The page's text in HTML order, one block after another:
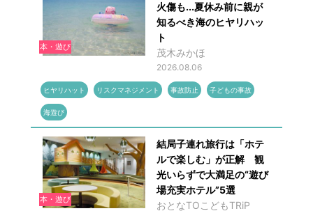
本・遊び
火傷も...夏休み前に親が
知るべき海のヒヤリハッ
ト
茂木みかほ
2026.08.06
ヒヤリハット リスクマネジメント 事故防止 子どもの事故
海遊び
本・遊び
結局子連れ旅行は「ホテ
ルで楽しむ」が正解 観
光いらずで大満足の“遊び
場充実ホテル”5選
おとなTOこどもTRiP